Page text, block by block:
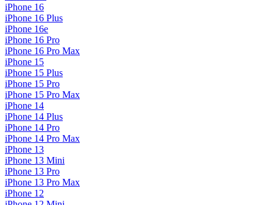
iPhone 16
iPhone 16 Plus
iPhone 16e
iPhone 16 Pro
iPhone 16 Pro Max
iPhone 15
iPhone 15 Plus
iPhone 15 Pro
iPhone 15 Pro Max
iPhone 14
iPhone 14 Plus
iPhone 14 Pro
iPhone 14 Pro Max
iPhone 13
iPhone 13 Mini
iPhone 13 Pro
iPhone 13 Pro Max
iPhone 12